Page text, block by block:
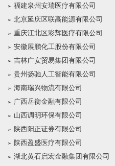
福建泉州安瑞医疗有限公司
北京延庆区联高能源有限公司
重庆江北区彩辉医疗有限公司
安徽展鹏化工股份有限公司
吉林广安贸易集团有限公司
贵州扬驰人工智能有限公司
海南瑞兴物流有限公司
广西岳衡金融有限公司
山西调明环保有限公司
陕西阳正证券有限公司
陕西盈盛医疗有限公司
湖北黄石启宏金融集团有限公司